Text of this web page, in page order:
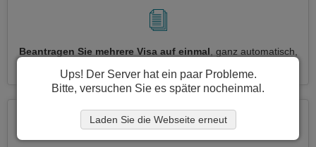
Beantragen Sie mehrere Visa auf einmal , ganz automatisch,
Ups! Der Server hat ein paar Probleme.
Bitte, versuchen Sie es später nocheinmal.
Laden Sie die Webseite erneut